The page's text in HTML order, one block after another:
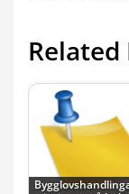
Related